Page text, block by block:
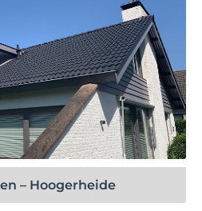
project
– Hoogerheide